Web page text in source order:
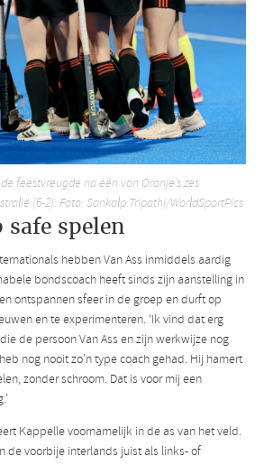
feestvreugde na één van Oranje’s zes
(6-2). Foto: Sankalp Tripathi/WorldSportPics
spelen
hebben Van Ass inmiddels aardig
bondscoach heeft sinds zijn aanstelling in
ontspannen sfeer in de groep en durft op
en te experimenteren. ‘Ik vind dat erg
de persoon Van Ass en zijn werkwijze nog
nog nooit zo’n type coach gehad. Hij hamert
zonder schroom. Dat is voor mij een
Kappelle voornamelijk in de as van het veld.
de voorbije interlands juist als links- of